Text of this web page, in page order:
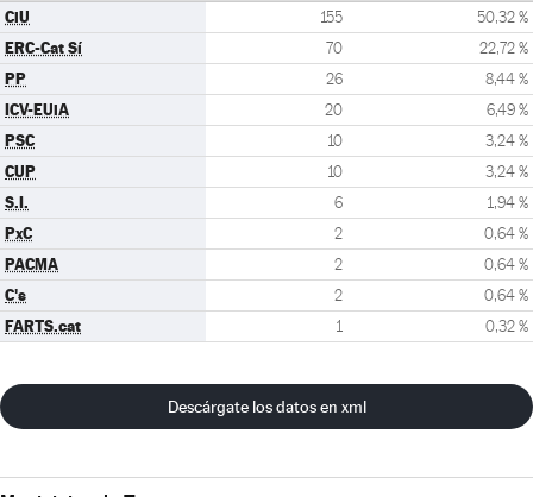
CiU 155 50,32 %
ERC-Cat Sí 70 22,72 %
PP 26 8,44 %
ICV-EUiA 20 6,49 %
PSC 10 3,24 %
CUP 10 3,24 %
S.I. 6 1,94 %
PxC 2 0,64 %
PACMA 2 0,64 %
C's 2 0,64 %
FARTS.cat 1 0,32 %
Descárgate los datos en xml